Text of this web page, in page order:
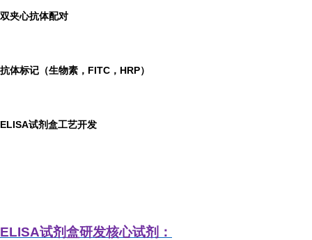
双夹心抗体配对
抗体标记（生物素，FITC，HRP）
ELISA试剂盒工艺开发
ELISA试剂盒研发核心试剂：